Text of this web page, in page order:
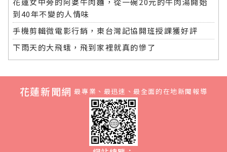
到40年不變的人情味
手機剪輯微電影行銷，東台灣記協開班授課獲好評
下雨天的大飛蛾，飛到家裡就真的慘了
花蓮新聞網 最專業、最迅速、最全面的在地新聞報導